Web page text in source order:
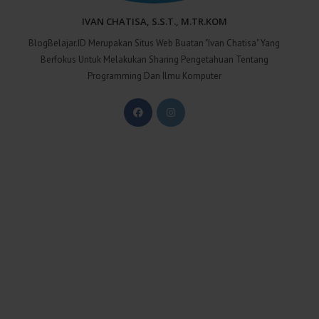
IVAN CHATISA, S.S.T., M.TR.KOM
BlogBelajar.ID Merupakan Situs Web Buatan "Ivan Chatisa" Yang
Berfokus Untuk Melakukan Sharing Pengetahuan Tentang
Programming Dan Ilmu Komputer